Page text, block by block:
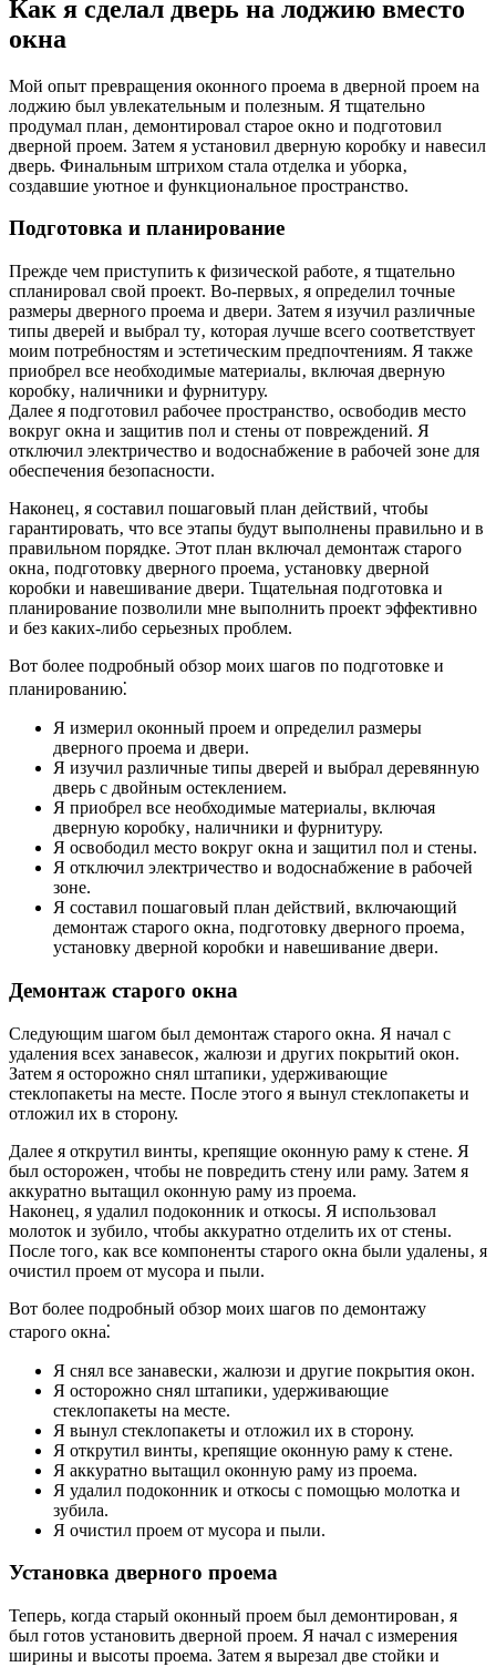
Как я сделал дверь на лоджию вместо
окна
Мой опыт превращения оконного проема в дверной проем на
лоджию был увлекательным и полезным. Я тщательно
продумал план‚ демонтировал старое окно и подготовил
дверной проем. Затем я установил дверную коробку и навесил
дверь. Финальным штрихом стала отделка и уборка‚
создавшие уютное и функциональное пространство.
Подготовка и планирование
Прежде чем приступить к физической работе‚ я тщательно
спланировал свой проект. Во-первых‚ я определил точные
размеры дверного проема и двери. Затем я изучил различные
типы дверей и выбрал ту‚ которая лучше всего соответствует
моим потребностям и эстетическим предпочтениям. Я также
приобрел все необходимые материалы‚ включая дверную
коробку‚ наличники и фурнитуру.
Далее я подготовил рабочее пространство‚ освободив место
вокруг окна и защитив пол и стены от повреждений. Я
отключил электричество и водоснабжение в рабочей зоне для
обеспечения безопасности.
Наконец‚ я составил пошаговый план действий‚ чтобы
гарантировать‚ что все этапы будут выполнены правильно и в
правильном порядке. Этот план включал демонтаж старого
окна‚ подготовку дверного проема‚ установку дверной
коробки и навешивание двери. Тщательная подготовка и
планирование позволили мне выполнить проект эффективно
и без каких-либо серьезных проблем.
Вот более подробный обзор моих шагов по подготовке и
планированию⁚
Я измерил оконный проем и определил размеры
дверного проема и двери.
Я изучил различные типы дверей и выбрал деревянную
дверь с двойным остеклением.
Я приобрел все необходимые материалы‚ включая
дверную коробку‚ наличники и фурнитуру.
Я освободил место вокруг окна и защитил пол и стены.
Я отключил электричество и водоснабжение в рабочей
зоне.
Я составил пошаговый план действий‚ включающий
демонтаж старого окна‚ подготовку дверного проема‚
установку дверной коробки и навешивание двери.
Демонтаж старого окна
Следующим шагом был демонтаж старого окна. Я начал с
удаления всех занавесок‚ жалюзи и других покрытий окон.
Затем я осторожно снял штапики‚ удерживающие
стеклопакеты на месте. После этого я вынул стеклопакеты и
отложил их в сторону.
Далее я открутил винты‚ крепящие оконную раму к стене. Я
был осторожен‚ чтобы не повредить стену или раму. Затем я
аккуратно вытащил оконную раму из проема.
Наконец‚ я удалил подоконник и откосы. Я использовал
молоток и зубило‚ чтобы аккуратно отделить их от стены.
После того‚ как все компоненты старого окна были удалены‚ я
очистил проем от мусора и пыли.
Вот более подробный обзор моих шагов по демонтажу
старого окна⁚
Я снял все занавески‚ жалюзи и другие покрытия окон.
Я осторожно снял штапики‚ удерживающие
стеклопакеты на месте.
Я вынул стеклопакеты и отложил их в сторону.
Я открутил винты‚ крепящие оконную раму к стене.
Я аккуратно вытащил оконную раму из проема.
Я удалил подоконник и откосы с помощью молотка и
зубила.
Я очистил проем от мусора и пыли.
Установка дверного проема
Теперь‚ когда старый оконный проем был демонтирован‚ я
был готов установить дверной проем. Я начал с измерения
ширины и высоты проема. Затем я вырезал две стойки и